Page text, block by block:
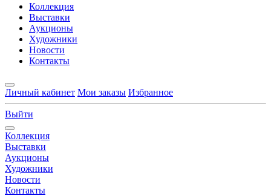
Коллекция
Выставки
Аукционы
Художники
Новости
Контакты
Личный кабинет Мои заказы Избранное
Выйти
Коллекция
Выставки
Аукционы
Художники
Новости
Контакты